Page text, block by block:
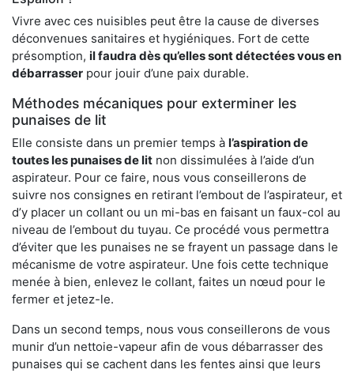
Vivre avec ces nuisibles peut être la cause de diverses
déconvenues sanitaires et hygiéniques. Fort de cette
présomption, il faudra dès qu’elles sont détectées vous en
débarrasser pour jouir d’une paix durable.
Méthodes mécaniques pour exterminer les
punaises de lit
Elle consiste dans un premier temps à l’aspiration de
toutes les punaises de lit non dissimulées à l’aide d’un
aspirateur. Pour ce faire, nous vous conseillerons de
suivre nos consignes en retirant l’embout de l’aspirateur, et
d’y placer un collant ou un mi-bas en faisant un faux-col au
niveau de l’embout du tuyau. Ce procédé vous permettra
d’éviter que les punaises ne se frayent un passage dans le
mécanisme de votre aspirateur. Une fois cette technique
menée à bien, enlevez le collant, faites un nœud pour le
fermer et jetez-le.
Dans un second temps, nous vous conseillerons de vous
munir d’un nettoie-vapeur afin de vous débarrasser des
punaises qui se cachent dans les fentes ainsi que leurs